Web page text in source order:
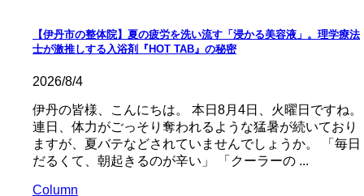
【伊丹市の整体院】夏の疲労を洗い流す「浸かる美容液」。理学療法
士が激推しする入浴剤『HOT TAB』の秘密
2026/8/4
伊丹の皆様、こんにちは。 本日8月4日、火曜日ですね。
連日、体力がごっそり奪われるような猛暑が続いており
ますが、夏バテなどされていませんでしょうか。 「毎日
だるくて、朝起きるのが辛い」 「クーラーの ...
Column